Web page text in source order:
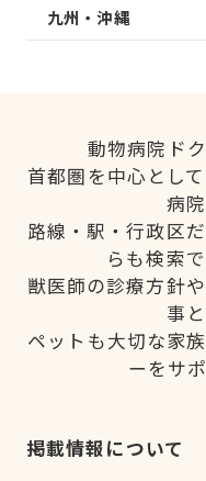
九州・沖縄
動物病院ド
首都圏を中心とし
病
路線・駅・行政区
らも検索
獣医師の診療方針
事
ペットも大切な家
ーをサ
掲載情報について